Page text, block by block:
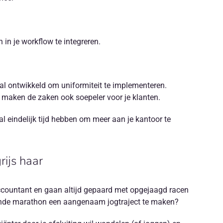
in je workflow te integreren.
ontwikkeld om uniformiteit te implementeren.
de zaken ook soepeler voor je klanten.
eindelijk tijd hebben om meer aan je kantoor te
haar
en gaan altijd gepaard met opgejaagd racen
marathon een aangenaam jogtraject te maken?